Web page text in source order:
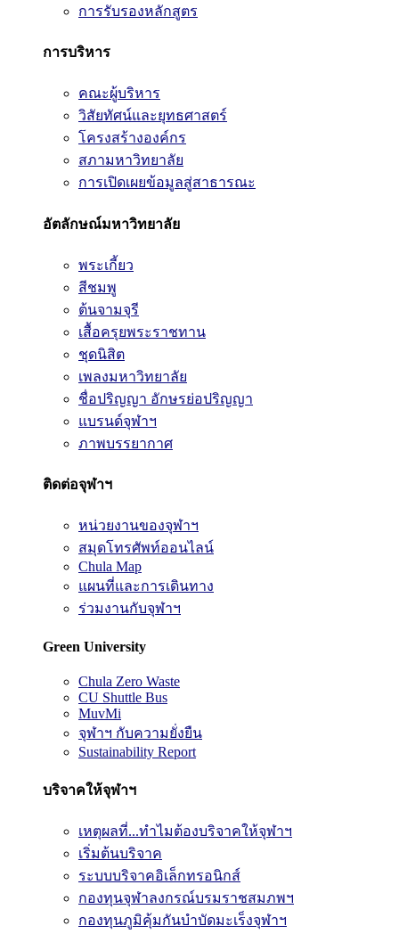
การรับรองหลักสูตร
การบริหาร
คณะผู้บริหาร
วิสัยทัศน์และยุทธศาสตร์
โครงสร้างองค์กร
สภามหาวิทยาลัย
การเปิดเผยข้อมูลสู่สาธารณะ
อัตลักษณ์มหาวิทยาลัย
พระเกี้ยว
สีชมพู
ต้นจามจุรี
เสื้อครุยพระราชทาน
ชุดนิสิต
เพลงมหาวิทยาลัย
ชื่อปริญญา อักษรย่อปริญญา
แบรนด์จุฬาฯ
ภาพบรรยากาศ
ติดต่อจุฬาฯ
หน่วยงานของจุฬาฯ
สมุดโทรศัพท์ออนไลน์
Chula Map
แผนที่และการเดินทาง
ร่วมงานกับจุฬาฯ
Green University
Chula Zero Waste
CU Shuttle Bus
MuvMi
จุฬาฯ กับความยั่งยืน
Sustainability Report
บริจาคให้จุฬาฯ
เหตุผลที่...ทำไมต้องบริจาคให้จุฬาฯ
เริ่มต้นบริจาค
ระบบบริจาคอิเล็กทรอนิกส์
กองทุนจุฬาลงกรณ์บรมราชสมภพฯ
กองทุนภูมิคุ้มกันบำบัดมะเร็งจุฬาฯ